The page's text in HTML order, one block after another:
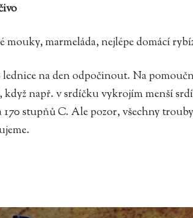
mouky, marmeláda, nejlépe domácí
na den odpočinout. Na
např. v srdíčku vykrojím menší
stupňů C. Ale pozor, všechny